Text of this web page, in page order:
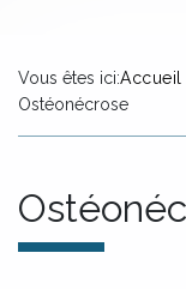
Vous êtes ici:Accueil
Ostéonécrose